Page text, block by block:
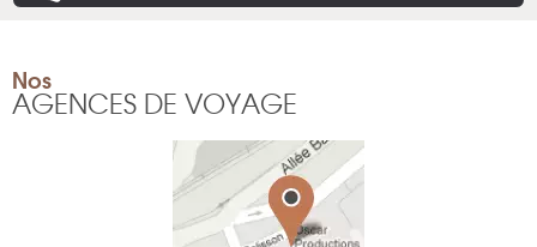
Nos
AGENCES DE VOYAGE